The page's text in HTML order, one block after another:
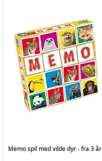
Memo spil med vilde dyr - fra 3 år